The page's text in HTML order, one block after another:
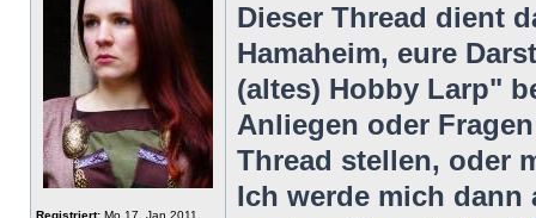
Registriert: Mo 17. Jan 2011,
Dieser Thread dient
Hamaheim, eure
(altes) Hobby Larp"
Anliegen oder
Thread stellen, oder
Ich werde mich